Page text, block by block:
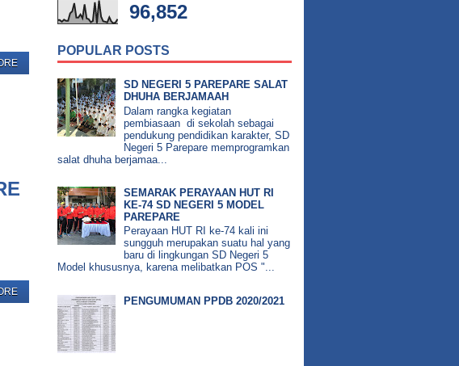
96,852
POPULAR POSTS
SD NEGERI 5 PAREPARE SALAT
DHUHA BERJAMAAH
Dalam rangka kegiatan
pembiasaan di sekolah sebagai
pendukung pendidikan karakter, SD
Negeri 5 Parepare memprogramkan
salat dhuha berjamaa...
SEMARAK PERAYAAN HUT RI
KE-74 SD NEGERI 5 MODEL
PAREPARE
Perayaan HUT RI ke-74 kali ini
sungguh merupakan suatu hal yang
baru di lingkungan SD Negeri 5
Model khususnya, karena melibatkan POS "...
PENGUMUMAN PPDB 2020/2021